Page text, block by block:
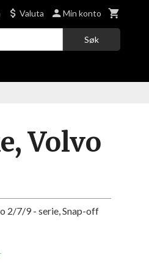
Valuta Min konto
Søk
Volvo
2/7/9 - serie, Snap-off